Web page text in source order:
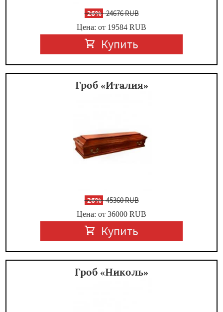
-26%24676 RUB
Цена: от 19584 RUB
Купить
Гроб «Италия»
-26%45360 RUB
Цена: от 36000 RUB
Купить
Гроб «Николь»